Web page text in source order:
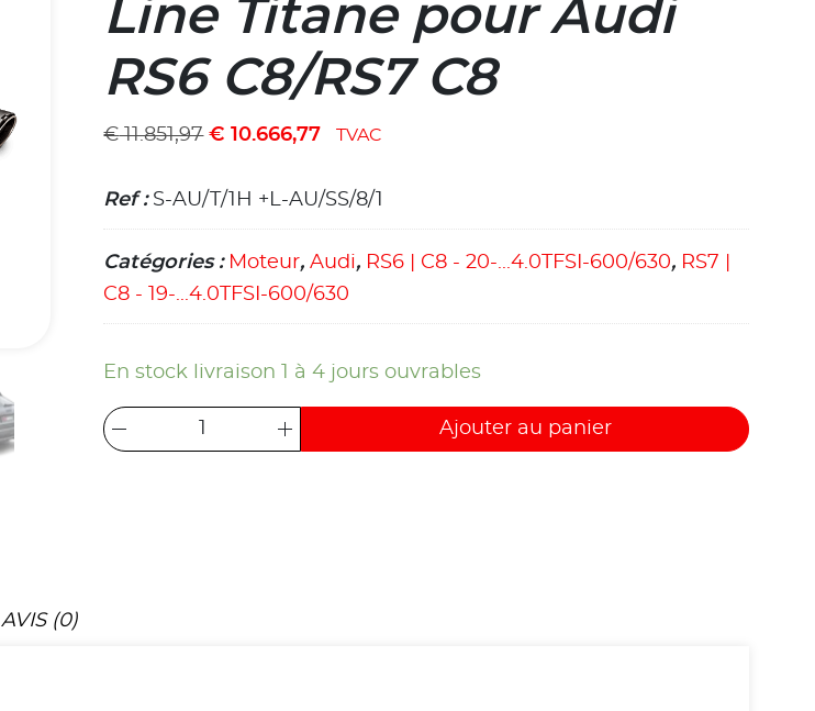
Line Titane pour Audi
RS6 C8/RS7 C8
€11.851,97 € 10.666,77 TVAC
Ref : S-AU/T/1H +L-AU/SS/8/1
Catégories : Moteur,Audi, RS6 | C8 - 20-...4.0TFSI-600/630, RS7 |
C8 - 19-...4.0TFSI-600/630
En stock livraison 1 à 4 jours ouvrables
Ajouter au panier
AVIS (0)